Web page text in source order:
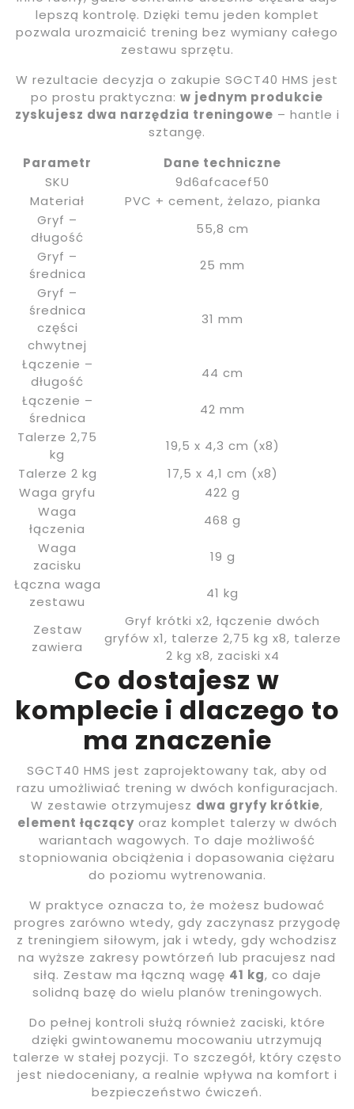
lepszą kontrolę. Dzięki temu jeden komplet
pozwala urozmaicić trening bez wymiany całego
zestawu sprzętu.
W rezultacie decyzja o zakupie SGCT40 HMS jest
po prostu praktyczna: w jednym produkcie
zyskujesz dwa narzędzia treningowe – hantle i
sztangę.
Parametr
Dane techniczne
SKU
9d6afcacef50
Materiał
PVC + cement, żelazo, pianka
Gryf –
długość
55,8 cm
Gryf –
średnica
25 mm
Gryf –
średnica
części
chwytnej
31 mm
Łączenie –
długość
44 cm
Łączenie –
średnica
42 mm
Talerze 2,75
kg
19,5 x 4,3 cm (x8)
Talerze 2 kg
17,5 x 4,1 cm (x8)
Waga gryfu
422 g
Waga
łączenia
468 g
Waga
zacisku
19 g
Łączna waga
zestawu
41 kg
Zestaw
zawiera
Gryf krótki x2, łączenie dwóch
gryfów x1, talerze 2,75 kg x8, talerze
2 kg x8, zaciski x4
Co dostajesz w
komplecie i dlaczego to
ma znaczenie
SGCT40 HMS jest zaprojektowany tak, aby od
razu umożliwiać trening w dwóch konfiguracjach.
W zestawie otrzymujesz dwa gryfy krótkie,
element łączącyoraz komplet talerzy w dwóch
wariantach wagowych. To daje możliwość
stopniowania obciążenia i dopasowania ciężaru
do poziomu wytrenowania.
W praktyce oznacza to, że możesz budować
progres zarówno wtedy, gdy zaczynasz przygodę
z treningiem siłowym, jak i wtedy, gdy wchodzisz
na wyższe zakresy powtórzeń lub pracujesz nad
siłą. Zestaw ma łączną wagę 41 kg, co daje
solidną bazę do wielu planów treningowych.
Do pełnej kontroli służą również zaciski, które
dzięki gwintowanemu mocowaniu utrzymują
talerze w stałej pozycji. To szczegół, który często
jest niedoceniany, a realnie wpływa na komfort i
bezpieczeństwo ćwiczeń.